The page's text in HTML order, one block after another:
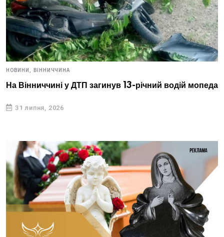
НОВИНИ, ВІННИЧЧИНА
На Вінниччині у ДТП загинув 13-річний водій мопеда
31 липня, 2026